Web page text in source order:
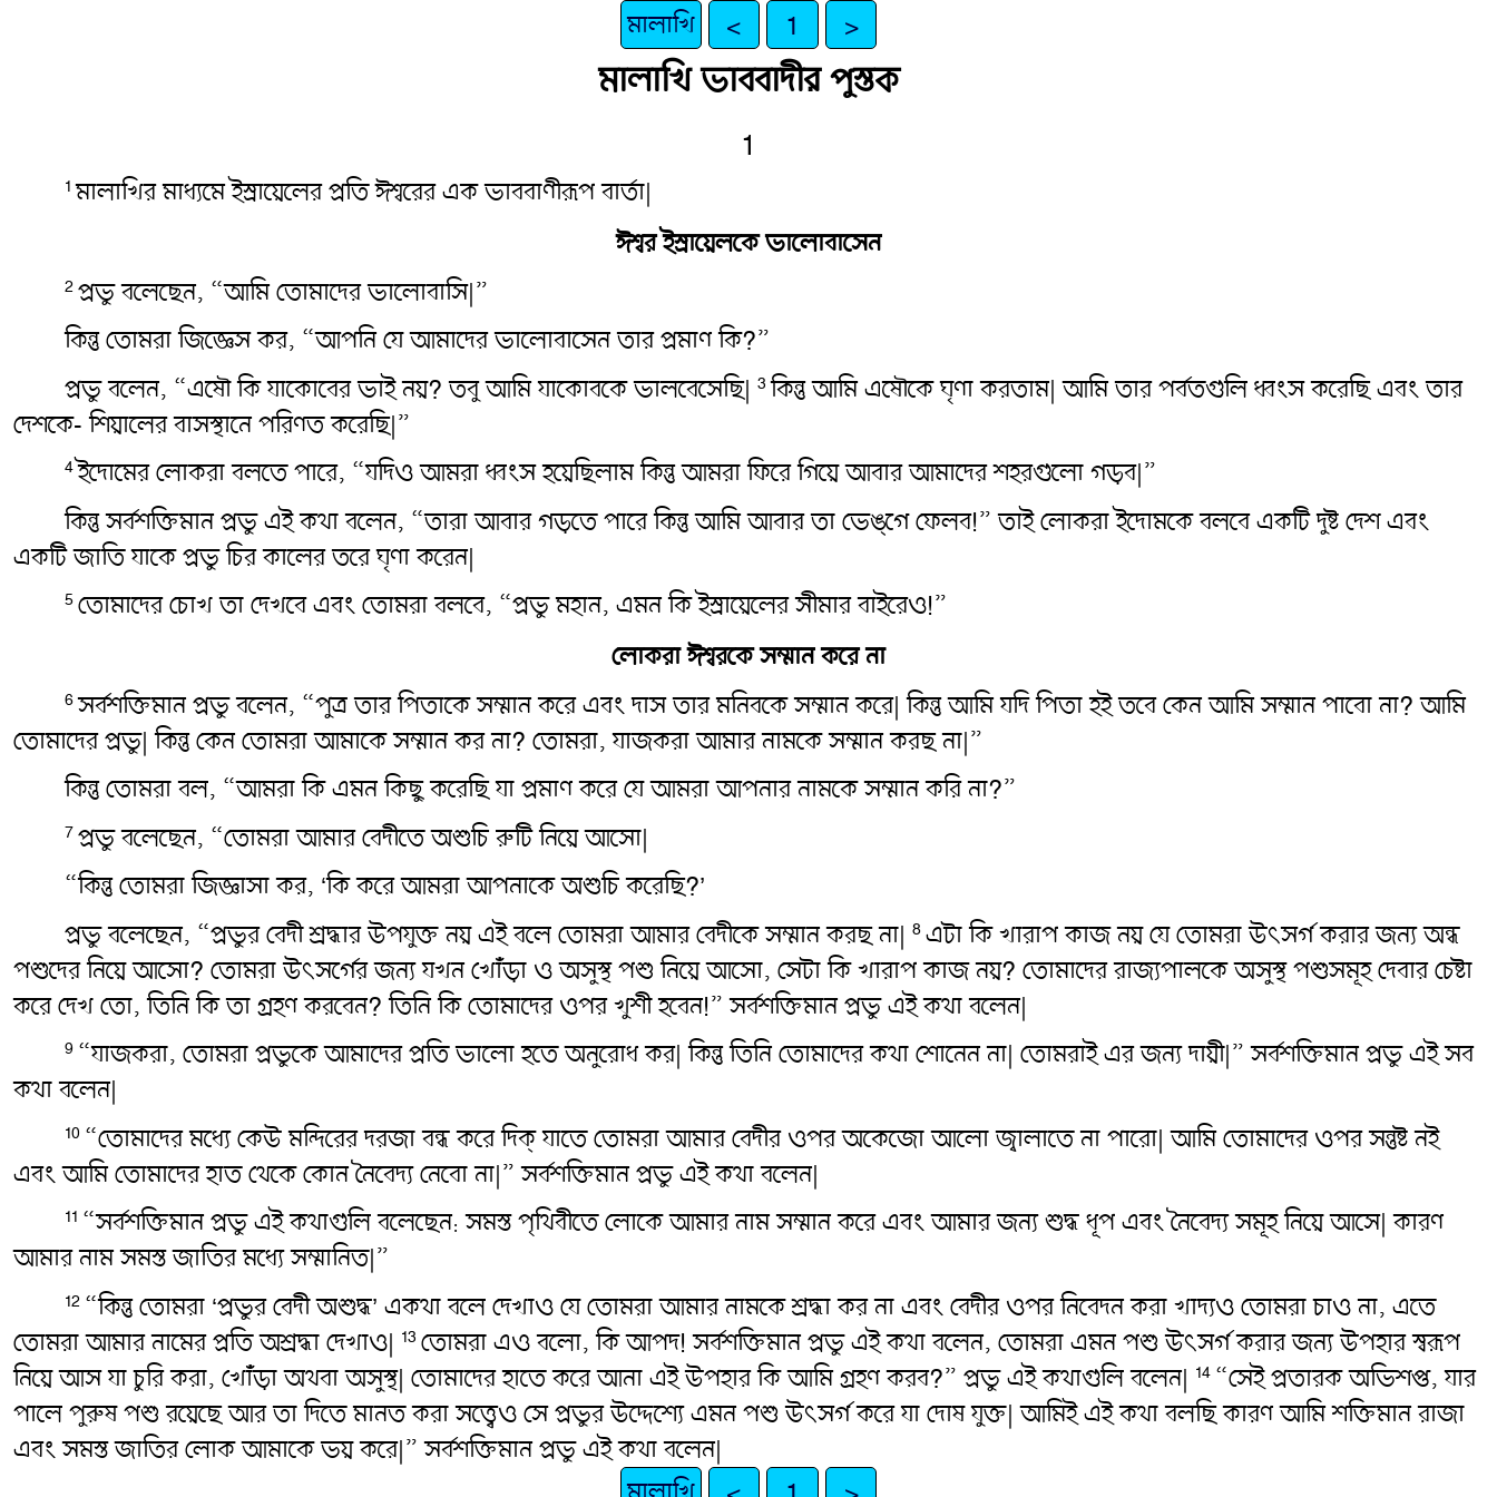
মালাখি < 1 >
মালাখি ভাববাদীর পুস্তক
1
1মালাখির মাধ্যমে ইস্রায়েলের প্রতি ঈশ্বরের এক ভাববাণীরূপ বার্তা|
ঈশ্বর ইস্রায়েলকে ভালোবাসেন
2 প্রভু বলেছেন, “আমি তোমাদের ভালোবাসি|”
কিন্তু তোমরা জিজ্ঞেস কর, “আপনি যে আমাদের ভালোবাসেন তার প্রমাণ কি?”
প্রভু বলেন, “এষৌ কি যাকোবের ভাই নয়? তবু আমি যাকোবকে ভালবেসেছি| 3কিন্তু আমি এষৌকে ঘৃণা করতাম| আমি তার পর্বতগুলি ধ্বংস করেছি এবং তার
দেশকে- শিয়ালের বাসস্থানে পরিণত করেছি|”
4ইদোমের লোকরা বলতে পারে, “যদিও আমরা ধ্বংস হয়েছিলাম কিন্তু আমরা ফিরে গিয়ে আবার আমাদের শহরগুলো গড়ব|”
কিন্তু সর্বশক্তিমান প্রভু এই কথা বলেন, “তারা আবার গড়তে পারে কিন্তু আমি আবার তা ভেঙ্গে ফেলব!” তাই লোকরা ইদোমকে বলবে একটি দুষ্ট দেশ এবং
একটি জাতি যাকে প্রভু চির কালের তরে ঘৃণা করেন|
5 তোমাদের চোখ তা দেখবে এবং তোমরা বলবে, “প্রভু মহান, এমন কি ইস্রায়েলের সীমার বাইরেও!”
লোকরা ঈশ্বরকে সম্মান করে না
6সর্বশক্তিমান প্রভু বলেন, “পুত্র তার পিতাকে সম্মান করে এবং দাস তার মনিবকে সম্মান করে| কিন্তু আমি যদি পিতা হই তবে কেন আমি সম্মান পাবো না? আমি
তোমাদের প্রভু| কিন্তু কেন তোমরা আমাকে সম্মান কর না? তোমরা, যাজকরা আমার নামকে সম্মান করছ না|”
কিন্তু তোমরা বল, “আমরা কি এমন কিছু করেছি যা প্রমাণ করে যে আমরা আপনার নামকে সম্মান করি না?”
7 প্রভু বলেছেন, “তোমরা আমার বেদীতে অশুচি রুটি নিয়ে আসো|
“কিন্তু তোমরা জিজ্ঞাসা কর, ‘কি করে আমরা আপনাকে অশুচি করেছি?’
প্রভু বলেছেন, “প্রভুর বেদী শ্রদ্ধার উপযুক্ত নয় এই বলে তোমরা আমার বেদীকে সম্মান করছ না| 8 এটা কি খারাপ কাজ নয় যে তোমরা উৎসর্গ করার জন্য অন্ধ
পশুদের নিয়ে আসো? তোমরা উৎসর্গের জন্য যখন খোঁড়া ও অসুস্থ পশু নিয়ে আসো, সেটা কি খারাপ কাজ নয়? তোমাদের রাজ্যপালকে অসুস্থ পশুসমূহ দেবার চেষ্টা
করে দেখ তো, তিনি কি তা গ্রহণ করবেন? তিনি কি তোমাদের ওপর খুশী হবেন!” সর্বশক্তিমান প্রভু এই কথা বলেন|
9 “যাজকরা, তোমরা প্রভুকে আমাদের প্রতি ভালো হতে অনুরোধ কর| কিন্তু তিনি তোমাদের কথা শোনেন না| তোমরাই এর জন্য দায়ী|” সর্বশক্তিমান প্রভু এই সব
কথা বলেন|
10 “তোমাদের মধ্যে কেউ মন্দিরের দরজা বন্ধ করে দিক্ যাতে তোমরা আমার বেদীর ওপর অকেজো আলো জ্বালাতে না পারো| আমি তোমাদের ওপর সন্তুষ্ট নই
এবং আমি তোমাদের হাত থেকে কোন নৈবেদ্য নেবো না|” সর্বশক্তিমান প্রভু এই কথা বলেন|
11 “সর্বশক্তিমান প্রভু এই কথাগুলি বলেছেন: সমস্ত পৃথিবীতে লোকে আমার নাম সম্মান করে এবং আমার জন্য শুদ্ধ ধূপ এবং নৈবেদ্য সমূহ নিয়ে আসে| কারণ
আমার নাম সমস্ত জাতির মধ্যে সম্মানিত|”
12 “কিন্তু তোমরা ‘প্রভুর বেদী অশুদ্ধ’ একথা বলে দেখাও যে তোমরা আমার নামকে শ্রদ্ধা কর না এবং বেদীর ওপর নিবেদন করা খাদ্যও তোমরা চাও না, এতে
তোমরা আমার নামের প্রতি অশ্রদ্ধা দেখাও| 13 তোমরা এও বলো, কি আপদ! সর্বশক্তিমান প্রভু এই কথা বলেন, তোমরা এমন পশু উৎসর্গ করার জন্য উপহার স্বরূপ
নিয়ে আস যা চুরি করা, খোঁড়া অথবা অসুস্থ| তোমাদের হাতে করে আনা এই উপহার কি আমি গ্রহণ করব?” প্রভু এই কথাগুলি বলেন| 14 “সেই প্রতারক অভিশপ্ত, যার
পালে পুরুষ পশু রয়েছে আর তা দিতে মানত করা সত্ত্বেও সে প্রভুর উদ্দেশ্যে এমন পশু উৎসর্গ করে যা দোষ যুক্ত| আমিই এই কথা বলছি কারণ আমি শক্তিমান রাজা
এবং সমস্ত জাতির লোক আমাকে ভয় করে|” সর্বশক্তিমান প্রভু এই কথা বলেন|